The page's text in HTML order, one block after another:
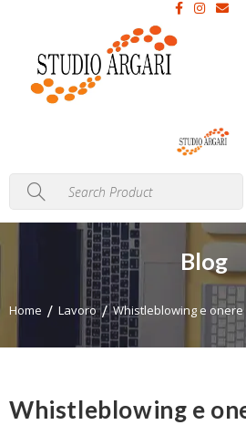
Blog
Home Lavoro Whistleblowing e
Whistleblowing e